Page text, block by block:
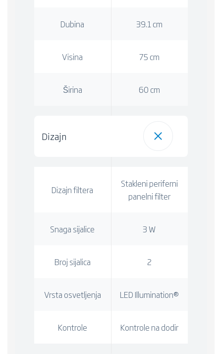
Dubina 39.1 cm
Visina 75 cm
Širina 60 cm
Dizajn
Dizajn filtera
Stakleni periferni
panelni filter
Snaga sijalice 3 W
Broj sijalica 2
Vrsta osvetljenja LED Illumination®
Kontrole Kontrole na dodir